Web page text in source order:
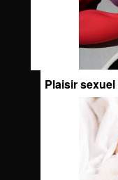
Plaisir